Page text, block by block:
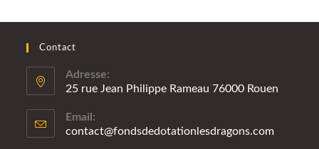
Contact
Adresse:
25 rue Jean Philippe Rameau 76000 Rouen
Email:
contact@fondsdedotationlesdragons.comS’ouvre